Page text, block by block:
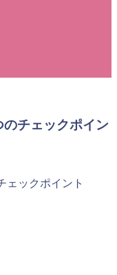
チェックポイン